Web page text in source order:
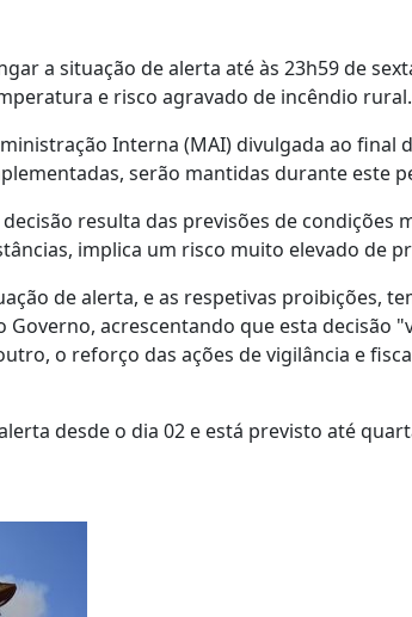
a situação de alerta até às 23h59 de
e risco agravado de incêndio rural.
Interna (MAI) divulgada ao final
serão mantidas durante este
resulta das previsões de condições
implica um risco muito elevado de
de alerta, e as respetivas proibições,
Governo, acrescentando que esta decisão
o reforço das ações de vigilância e
desde o dia 02 e está previsto até